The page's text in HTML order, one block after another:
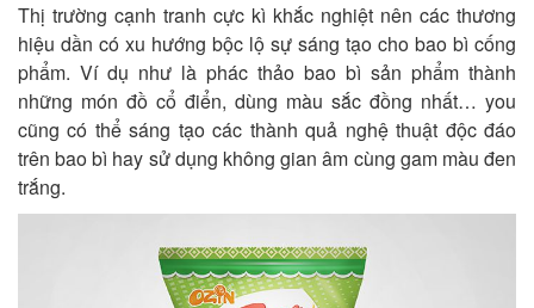
Thị trường cạnh tranh cực kì khắc nghiệt nên các thương
hiệu dần có xu hướng bộc lộ sự sáng tạo cho bao bì cống
phẩm. Ví dụ như là phác thảo bao bì sản phẩm thành
những món đồ cổ điển, dùng màu sắc đồng nhất… you
cũng có thể sáng tạo các thành quả nghệ thuật độc đáo
trên bao bì hay sử dụng không gian âm cùng gam màu đen
trắng.